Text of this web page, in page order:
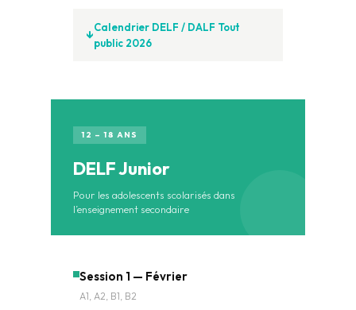
Calendrier DELF / DALF Tout
public 2026
12 – 18 ANS
DELF Junior
Pour les adolescents scolarisés dans
l’enseignement secondaire
Session 1 — Février
A1, A2, B1, B2